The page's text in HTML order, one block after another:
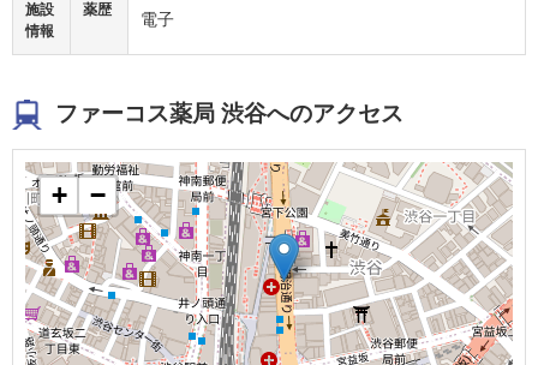
施設
情報
薬歴 電子
ファーコス薬局 渋谷へのアクセス
+ −